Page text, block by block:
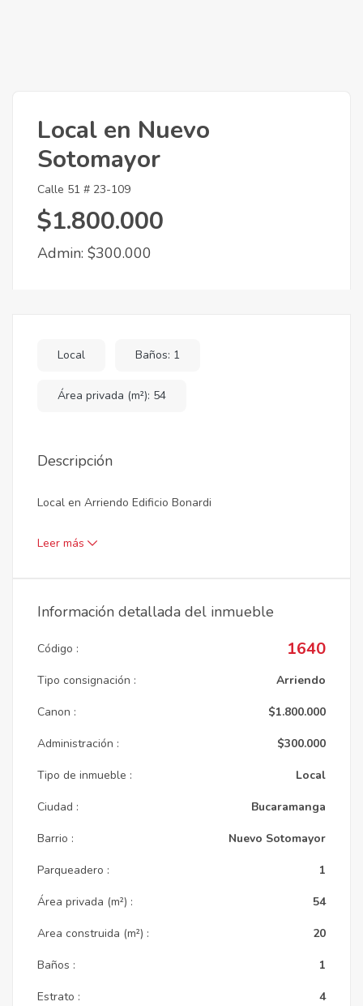
Local en Nuevo
Sotomayor
Calle 51 # 23-109
$1.800.000
Admin: $300.000
Local Baños: 1
Área privada (m²): 54
Descripción
Local en Arriendo Edificio Bonardi
Leer más
Información detallada del inmueble
Código : 1640
Tipo consignación : Arriendo
Canon : $1.800.000
Administración : $300.000
Tipo de inmueble : Local
Ciudad : Bucaramanga
Barrio : Nuevo Sotomayor
Parqueadero : 1
Área privada (m²) : 54
Area construida (m²) : 20
Baños : 1
Estrato : 4